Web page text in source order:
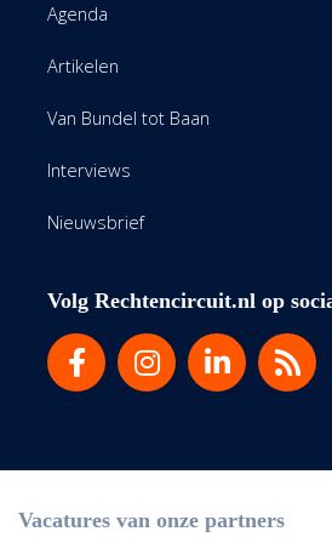
Agenda
Artikelen
Van Bundel tot Baan
Interviews
Nieuwsbrief
Volg Rechtencircuit.nl op
Vacatures van onze partners